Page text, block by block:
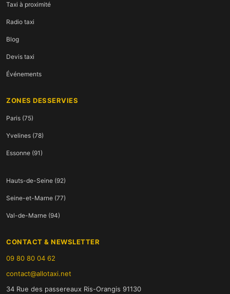
Taxi à proximité
Radio taxi
Blog
Devis taxi
Événements
ZONES DESSERVIES
Paris (75)
Yvelines (78)
Essonne (91)
Hauts-de-Seine (92)
Seine-et-Marne (77)
Val-de-Marne (94)
CONTACT & NEWSLETTER
09 80 80 04 62
contact@allotaxi.net
34 Rue des passereaux Ris-Orangis 91130